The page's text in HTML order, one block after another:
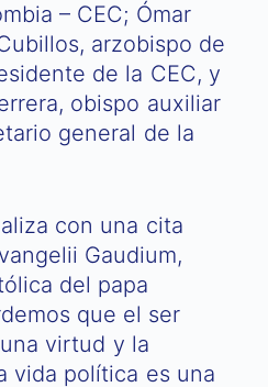
– CEC; Ómar
arzobispo de
de la CEC, y
obispo auxiliar
general de la
con una cita
Gaudium,
del papa
que el ser
virtud y la
vida política es una